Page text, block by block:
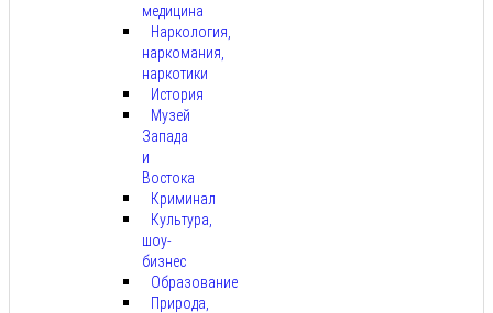
медицина
Наркология,
наркомания,
наркотики
История
Музей
Запада
и
Востока
Криминал
Культура,
шоу-
бизнес
Образование
Природа,